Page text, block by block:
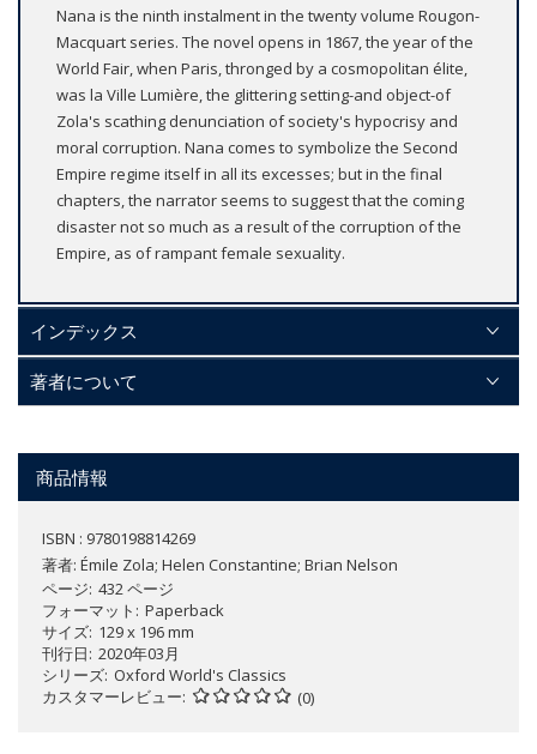
Nana is the ninth instalment in the twenty volume Rougon-
Macquart series. The novel opens in 1867, the year of the
World Fair, when Paris, thronged by a cosmopolitan élite,
was la Ville Lumière, the glittering setting-and object-of
Zola's scathing denunciation of society's hypocrisy and
moral corruption. Nana comes to symbolize the Second
Empire regime itself in all its excesses; but in the final
chapters, the narrator seems to suggest that the coming
disaster not so much as a result of the corruption of the
Empire, as of rampant female sexuality.
インデックス
著者について
商品情報
ISBN : 9780198814269
著者: Émile Zola; Helen Constantine; Brian Nelson
ページ 432 ページ
フォーマット
Paperback
サイズ 129 x 196 mm
刊行日 2020年03月
シリーズ Oxford World's Classics
カスタマーレビュー
(0)